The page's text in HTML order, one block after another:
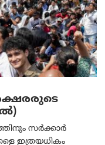
സർക്കാർ
ഇത്രയധികം